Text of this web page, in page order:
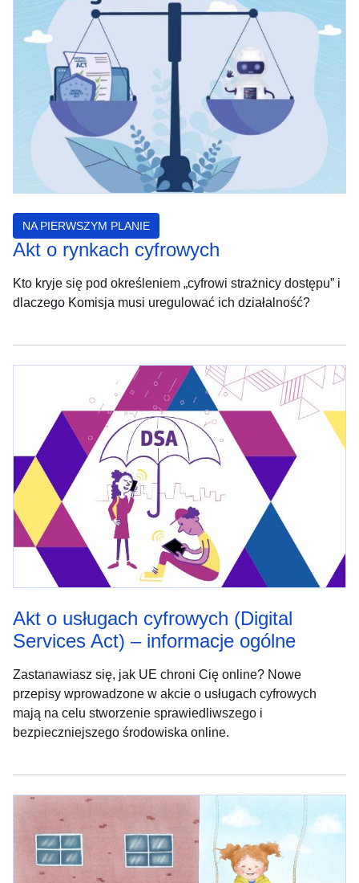
NA PIERWSZYM PLANIE
Akt o rynkach cyfrowych
Kto kryje się pod określeniem „cyfrowi strażnicy dostępu” i
dlaczego Komisja musi uregulować ich działalność?
Akt o usługach cyfrowych (Digital
Services Act) – informacje ogólne
Zastanawiasz się, jak UE chroni Cię online? Nowe
przepisy wprowadzone w akcie o usługach cyfrowych
mają na celu stworzenie sprawiedliwszego i
bezpieczniejszego środowiska online.